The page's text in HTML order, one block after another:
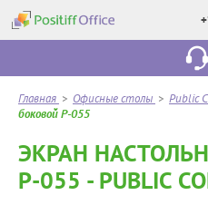
Главная > Офисные столы > Public
боковой Р-055
ЭКРАН
Р-055 - PUBLIC